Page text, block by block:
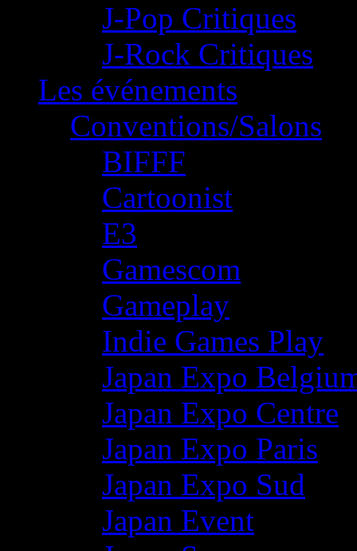
J-Pop Critiques
J-Rock Critiques
Les événements
Conventions/Salons
BIFFF
Cartoonist
E3
Gamescom
Gameplay
Indie Games Play
Japan Expo
Japan Expo Centre
Japan Expo Paris
Japan Expo Sud
Japan Event